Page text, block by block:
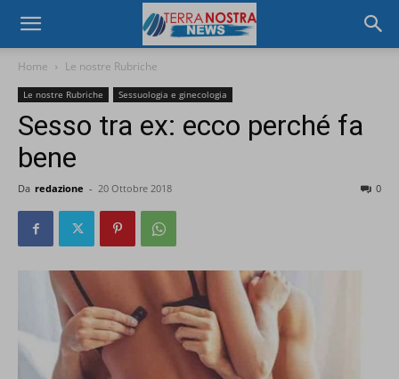
Home Le nostre Rubriche
Le nostre Rubriche Sessuologia e ginecologia
Sesso tra ex: ecco perché fa
bene
Da redazione - 20 Ottobre 2018 0